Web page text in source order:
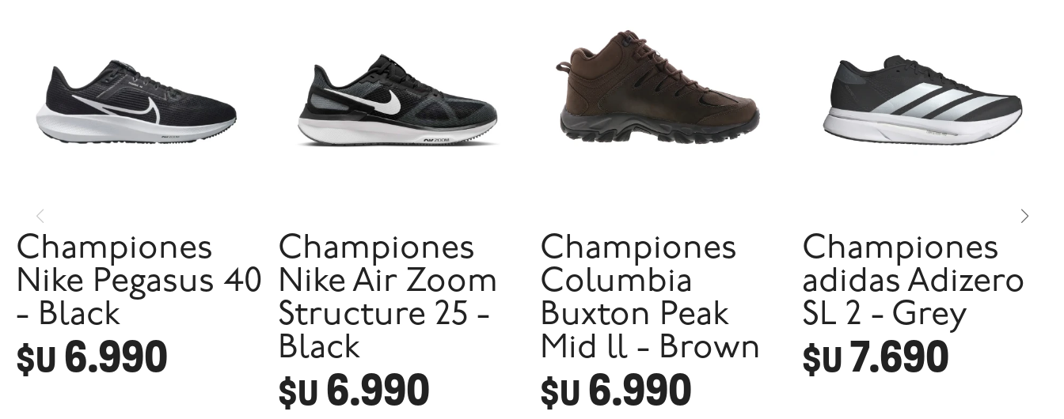
Championes
Nike Pegasus 40
- Black
$U 6.990
Championes
Nike Air Zoom
Structure 25 -
Black
$U 6.990
Championes
Columbia
Buxton Peak
Mid ll - Brown
$U 6.990
Championes
adidas Adizero
SL 2 - Grey
$U7.690